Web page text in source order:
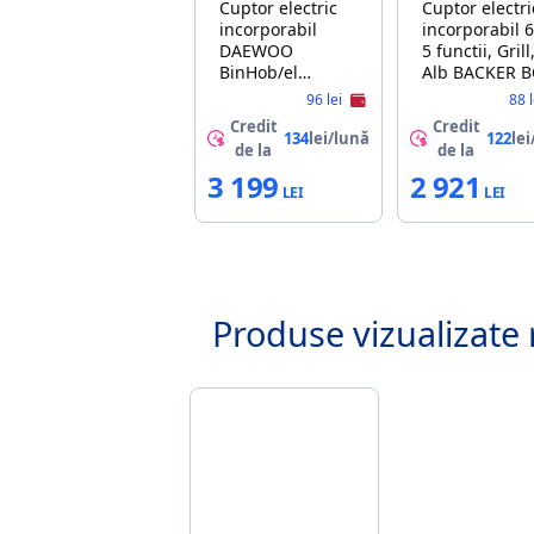
Cuptor electric
incorporabil
DAEWOO
BinHob/el
BH6VTF01BNL
96 lei
Credit
de la
134lei/lună
3 199
Cuptor
incorporabil
5 functii, Grill,
Alb BACKER
4M 444 WH A
88
Credit
de la
122
2 921
Produse vizualizate